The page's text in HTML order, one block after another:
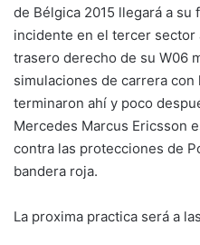
de Bélgica 2015 llegará a su
incidente en el tercer
trasero derecho de su W06
simulaciones de carrera
terminaron ahí y poco
Mercedes Marcus Ericsson
contra las protecciones de
bandera roja.
La proxima practica será a